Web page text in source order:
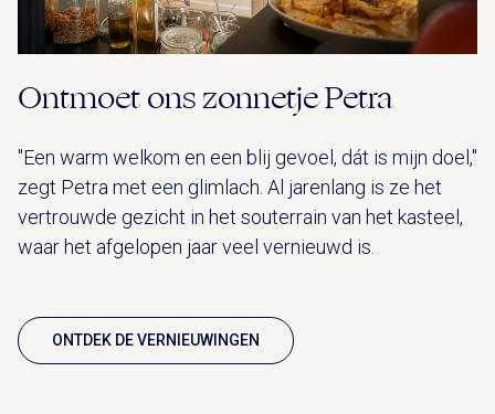
Ontmoet ons zonnetje Petra
"Een warm welkom en een blij gevoel, dát is mijn doel,"
zegt Petra met een glimlach. Al jarenlang is ze het
vertrouwde gezicht in het souterrain van het kasteel,
waar het afgelopen jaar veel vernieuwd is.
ONTDEK DE VERNIEUWINGEN